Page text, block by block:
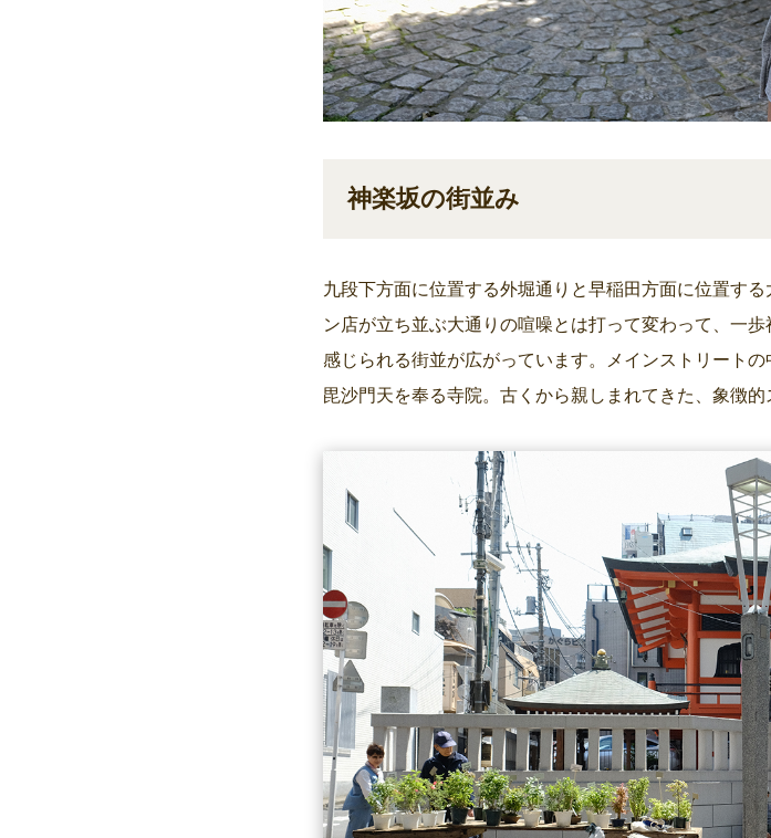
神楽坂の街並み
九段下方面に位置する外堀通りと早稲田方面に位置す
ン店が立ち並ぶ大通りの喧噪とは打って変わって、一
感じられる街並が広がっています。メインストリートの
毘沙門天を奉る寺院。古くから親しまれてきた、象徴的